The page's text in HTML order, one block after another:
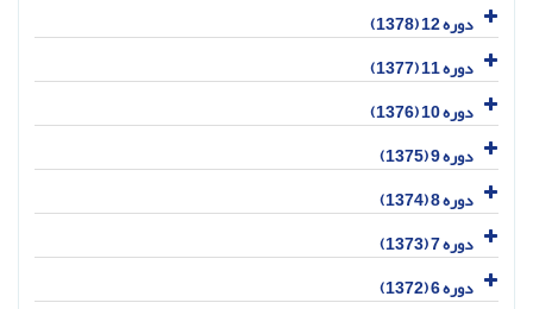
دوره 12 (1378)
دوره 11 (1377)
دوره 10 (1376)
دوره 9 (1375)
دوره 8 (1374)
دوره 7 (1373)
دوره 6 (1372)